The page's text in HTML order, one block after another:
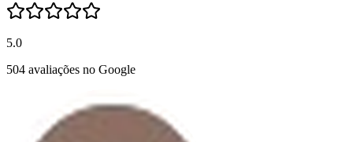
5.0
504 avaliações no Google